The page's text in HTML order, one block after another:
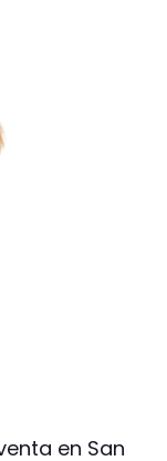
en San